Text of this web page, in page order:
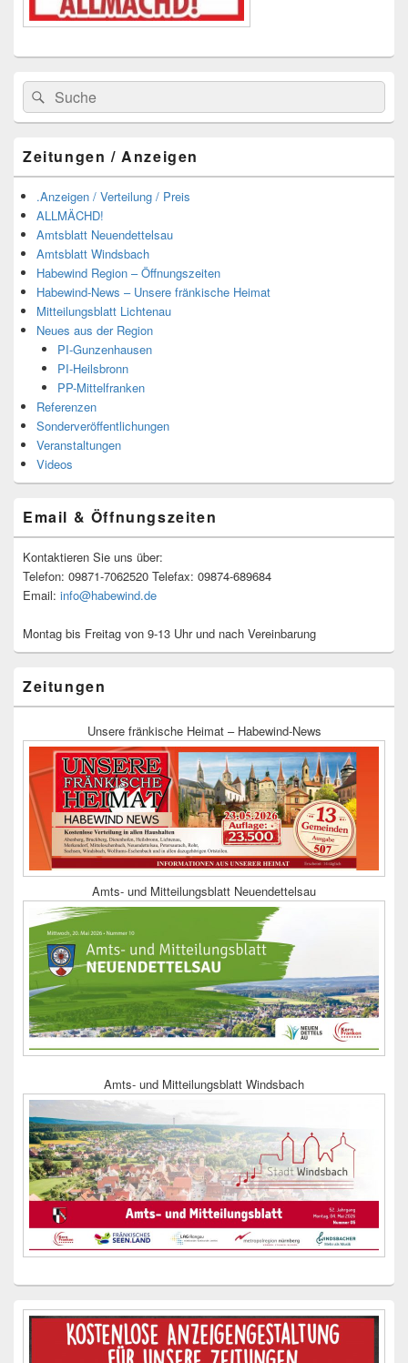
Suchen
nach:
Suchen
Zeitungen / Anzeigen
.Anzeigen / Verteilung / Preis
ALLMÄCHD!
Amtsblatt Neuendettelsau
Amtsblatt Windsbach
Habewind Region – Öffnungszeiten
Habewind-News – Unsere fränkische Heimat
Mitteilungsblatt Lichtenau
Neues aus der Region
PI-Gunzenhausen
PI-Heilsbronn
PP-Mittelfranken
Referenzen
Sonderveröffentlichungen
Veranstaltungen
Videos
Email & Öffnungszeiten
Kontaktieren Sie uns über:
Telefon: 09871-7062520 Telefax: 09874-689684
Email: info@habewind.de
Montag bis Freitag von 9-13 Uhr und nach Vereinbarung
Zeitungen
Unsere fränkische Heimat – Habewind-News
Amts- und Mitteilungsblatt Neuendettelsau
Amts- und Mitteilungsblatt Windsbach